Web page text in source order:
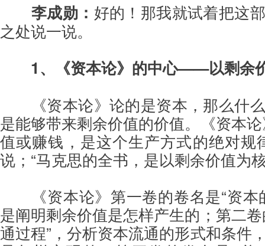
李成勋： 好的！那我就试着把这
之处说一说。
1、《资本论》的中心——以剩余
《资本论》论的是资本，那么什
是能够带来剩余价值的价值。《资本
值或赚钱，是这个生产方式的绝对规
说；“马克思的全书，是以剩余价值为
《资本论》第一卷的卷名是“资
是阐明剩余价值是怎样产生的；第二
通过程”，分析资本流通的形式和条件